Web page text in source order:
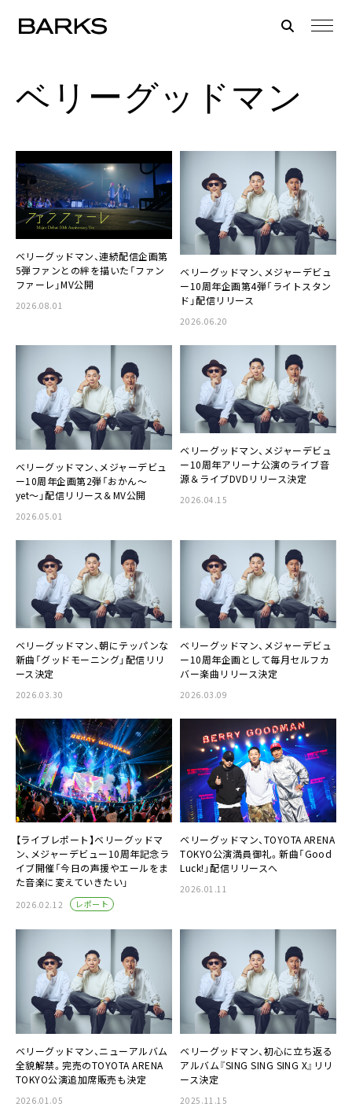
ベリーグッドマン
ベリーグッドマン、連続配信企画第
5弾ファンとの絆を描いた「ファン
ファーレ」MV公開
2026.08.01
ベリーグッドマン、メジャーデビュ
ー10周年企画第4弾「ライトスタン
ド」配信リリース
2026.06.20
ベリーグッドマン、メジャーデビュ
ー10周年企画第2弾「おかん〜
yet〜」配信リリース＆MV公開
2026.05.01
ベリーグッドマン、メジャーデビュ
ー10周年アリーナ公演のライブ音
源＆ライブDVDリリース決定
2026.04.15
ベリーグッドマン、朝にテッパンな
新曲「グッドモーニング」配信リリ
ース決定
2026.03.30
ベリーグッドマン、メジャーデビュ
ー10周年企画として毎月セルフカ
バー楽曲リリース決定
2026.03.09
【ライブレポート】ベリーグッドマ
ン、メジャーデビュー10周年記念ラ
イブ開催「今日の声援やエールをま
た音楽に変えていきたい」
2026.02.12 レポート
ベリーグッドマン、TOYOTA ARENA
TOKYO公演満員御礼。新曲「Good
Luck!」配信リリースへ
2026.01.11
ベリーグッドマン、ニューアルバム
全貌解禁。完売のTOYOTA ARENA
TOKYO公演追加席販売も決定
2026.01.05
ベリーグッドマン、初心に立ち返る
アルバム『SING SING SING X』リリ
ース決定
2025.11.15